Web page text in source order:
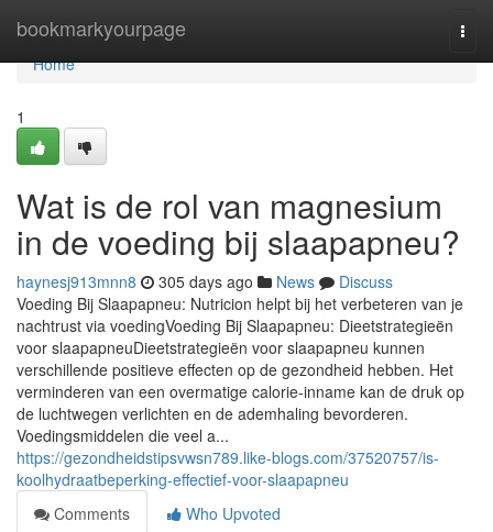
bookmarkyourpage
Home
Home
1
Wat is de rol van magnesium
in de voeding bij slaapapneu?
haynesj913mnn8 305 days ago News
Discuss
Voeding Bij Slaapapneu: Nutricion helpt bij het verbeteren van je
nachtrust via voedingVoeding Bij Slaapapneu: Dieetstrategieën
voor slaapapneuDieetstrategieën voor slaapapneu kunnen
verschillende positieve effecten op de gezondheid hebben. Het
verminderen van een overmatige calorie-inname kan de druk op
de luchtwegen verlichten en de ademhaling bevorderen.
Voedingsmiddelen die veel a...
https://gezondheidstipsvwsn789.like-blogs.com/37520757/is-
koolhydraatbeperking-effectief-voor-slaapapneu
Comments
Who Upvoted